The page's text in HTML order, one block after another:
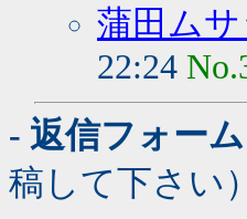
蒲田ム
22:24
- 返信フォーム
稿して下さい）